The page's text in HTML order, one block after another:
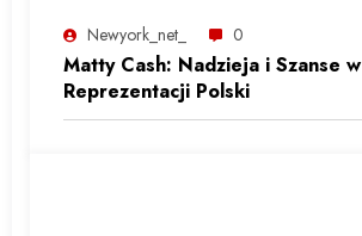
Newyork_net_ 0
Matty Cash: Nadzieja i Szanse w
Reprezentacji Polski